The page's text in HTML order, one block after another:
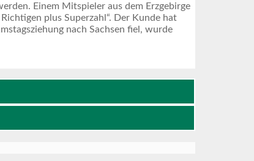
Einem Mitspieler aus dem Erzgebirge
plus Superzahl“. Der Kunde hat
nach Sachsen fiel, wurde